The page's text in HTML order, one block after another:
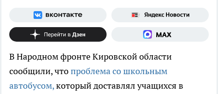
В Народном фронте Кировской области
сообщили, чтопроблема со школьным
автобусом,который доставлял учащихся в